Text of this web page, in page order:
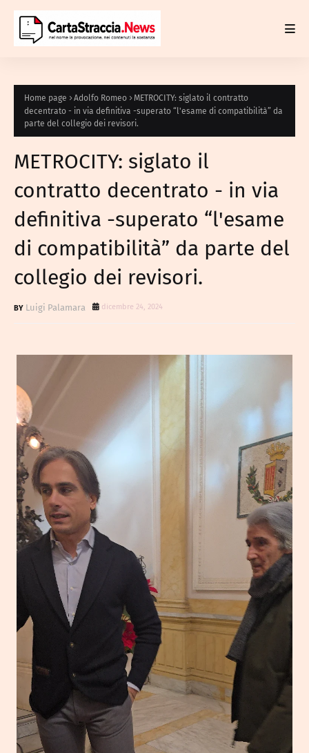
Home page Adolfo Romeo
METROCITY: siglato il contratto
decentrato - in via definitiva -superato “l'esame di compatibilità” da
parte del collegio dei revisori.
METROCITY: siglato il
contratto decentrato - in via
definitiva -superato “l'esame
di compatibilità” da parte del
collegio dei revisori.
Luigi Palamara dicembre 24, 2024